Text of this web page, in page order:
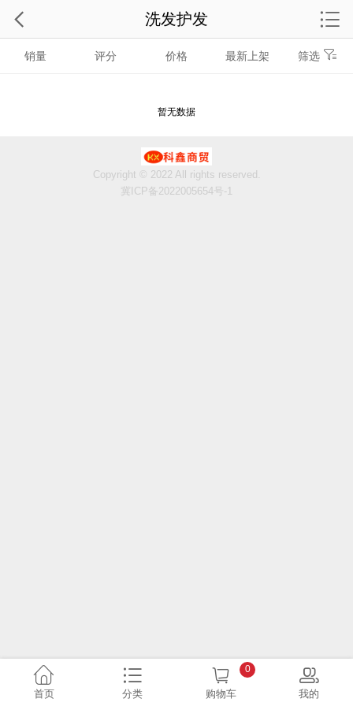
销量 评分 价格 最新上架 筛选
暂无数据
洗发护发
Copyright © 2022 All rights reserved.
冀ICP备2022005654号-1
首页 分类 购物车
0
我的